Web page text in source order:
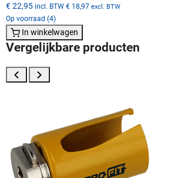
€ 22,95 incl. BTW € 18,97 excl. BTW
Op voorraad (4)
In winkelwagen
Vergelijkbare producten